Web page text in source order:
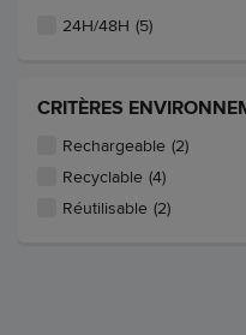
24H/48H (5)
CRITÈRES
Rechargeable (2)
Recyclable (4)
Réutilisable (2)